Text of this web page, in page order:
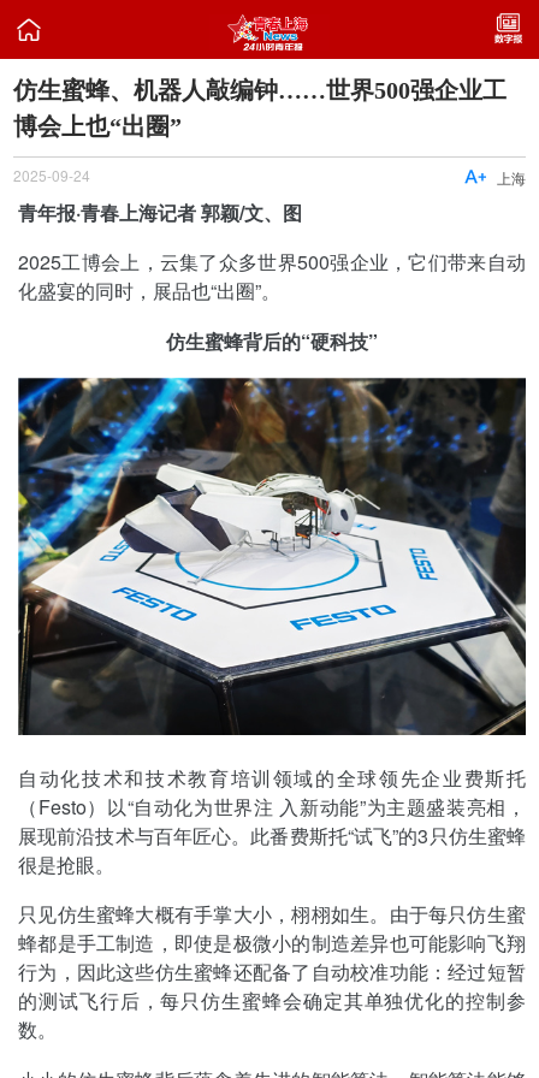

仿生蜜蜂、机器人敲编钟……世界500强企业工
博会上也“出圈”
2025-09-24 上海

青年报·青春上海记者 郭颖/文、图
2025工博会上，云集了众多世界500强企业，它们带来自动
化盛宴的同时，展品也“出圈”。
仿生蜜蜂背后的“硬科技”
自动化技术和技术教育培训领域的全球领先企业费斯托
（Festo）以“自动化为世界注 入新动能”为主题盛装亮相，
展现前沿技术与百年匠心。此番费斯托“试飞”的3只仿生蜜蜂
很是抢眼。
只见仿生蜜蜂大概有手掌大小，栩栩如生。由于每只仿生蜜
蜂都是手工制造，即使是极微小的制造差异也可能影响飞翔
行为，因此这些仿生蜜蜂还配备了自动校准功能：经过短暂
的测试飞行后，每只仿生蜜蜂会确定其单独优化的控制参
数。